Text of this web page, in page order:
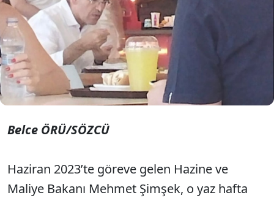
Hazine ve Maliye Bakanı Mehmet
Şimşek’in yediği kumpir de
enflasyondan nasibini aldı.
Belce ÖRÜ/SÖZCÜ
Haziran 2023’te göreve gelen Hazine ve
Maliye Bakanı Mehmet Şimşek, o yaz hafta